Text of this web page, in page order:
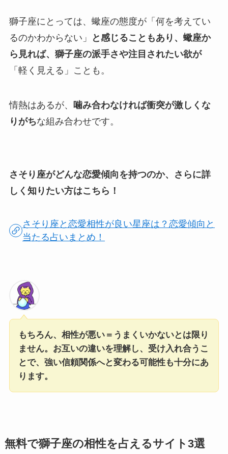
獅子座にとっては、蠍座の態度が「何を考えてい
るのかわからない」
と感じることもあり、蠍座か
ら見れば、獅子座の派手さや注目されたい欲が
「軽く見える」ことも。
情熱はあるが、 噛み合わなければ衝突が激しくな
りがちな組み合わせです。
さそり座がどんな恋愛傾向を持つのか、さらに詳
しく知りたい方はこちら！
さそり座と恋愛相性が良い星座は？恋愛傾向と
当たる占いまとめ！
もちろん、相性が悪い＝うまくいかないとは限り
ません。お互いの違いを理解し、受け入れ合うこ
とで、強い信頼関係へと変わる可能性も十分にあ
ります。
無料で獅子座の相性を占えるサイト3選